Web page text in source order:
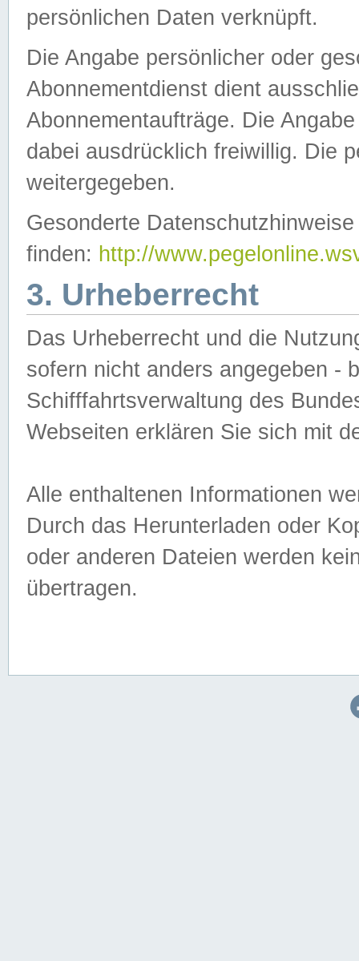
persönlichen Daten verknüpft.
Die Angabe persönlicher oder
Abonnementdienst dient
Abonnementaufträge. Die
dabei ausdrücklich freiwillig. Die
weitergegeben.
Gesonderte
finden: http://
3. Urheberrecht
Das Urheberrecht und die
sofern nicht anders angegeben -
Schifffahrtsverwaltung des
Webseiten erklären Sie sich mit
Alle enthaltenen Informationen
Durch das Herunterladen oder
oder anderen Dateien werden
übertragen.